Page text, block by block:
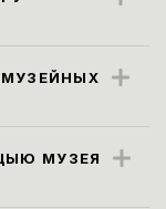
МУЗЕЙНЫХ
ці
МУЗЕЯ